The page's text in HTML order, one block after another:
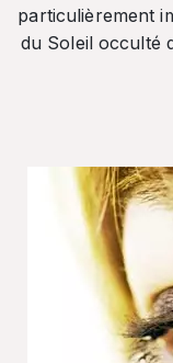
particulièrement
du Soleil occulté